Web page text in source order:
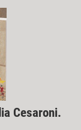
Cesaroni.